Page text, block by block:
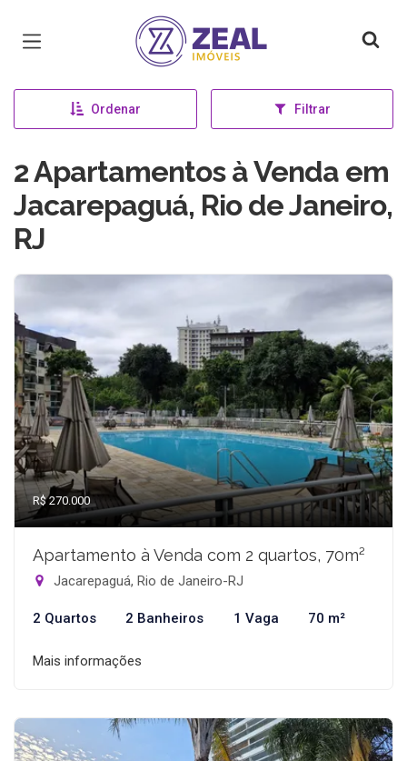
Página inicial
Ordenar Filtrar
2 Apartamentos à Venda em
Jacarepaguá, Rio de Janeiro,
RJ
R$ 270.000
Apartamento à Venda com 2 quartos, 70m²
Jacarepaguá, Rio de Janeiro-RJ
2 Quartos 2 Banheiros 1 Vaga 70 m²
Mais informações